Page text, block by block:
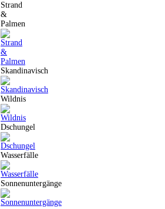
Strand
&
Palmen
Skandinavisch
Wildnis
Dschungel
Wasserfälle
Sonnenuntergänge